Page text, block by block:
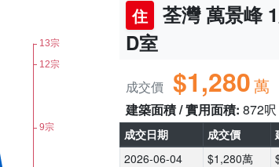
住
荃灣 萬景峰
D室
成交價 $1,280萬
建築面積 / 實用面積: 872
成交日期 成交價
2026-06-04
$1,280萬